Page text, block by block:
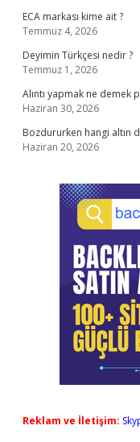
ECA markası kime ait ?
Temmuz 4, 2026
Deyimin Türkçesi nedir ?
Temmuz 1, 2026
Alıntı yapmak ne demek
Haziran 30, 2026
Bozdururken hangi altın
Haziran 20, 2026
Reklam ve İletişim: